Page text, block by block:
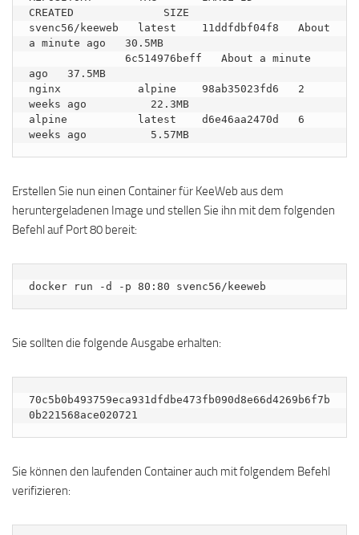
CREATED              SIZE
svenc56/keeweb   latest    11ddfdbf04f8   About
a minute ago   30.5MB
ago   37.5MB
nginx            alpine    98ab35023fd6   2
weeks ago          22.3MB
alpine           latest    d6e46aa2470d   6
Erstellen Sie nun einen Container für KeeWeb aus dem
heruntergeladenen Image und stellen Sie ihn mit dem folgenden
Befehl auf Port 80 bereit:
docker run -d -p 80:80 svenc56/keeweb
Sie sollten die folgende Ausgabe erhalten:
70c5b0b493759eca931dfdbe473fb090d8e66d4269b6f7b
Sie können den laufenden Container auch mit folgendem Befehl
verifizieren: